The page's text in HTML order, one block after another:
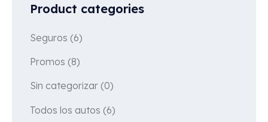
Product categories
Seguros (6)
Promos (8)
Sin categorizar (0)
Todos los autos (6)